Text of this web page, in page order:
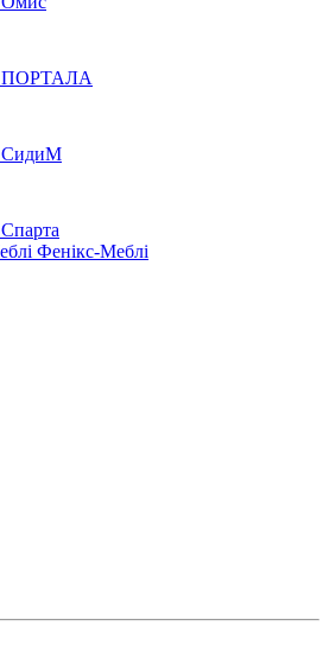
ПОРТАЛА
СидиМ
Спарта
Фенікс-Меблі